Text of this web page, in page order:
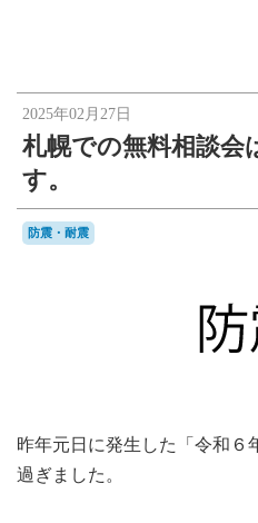
2025年02月27日
札幌での無料相談会
す。
防震・耐震
昨年元日に発生した「令和６
過ぎました。